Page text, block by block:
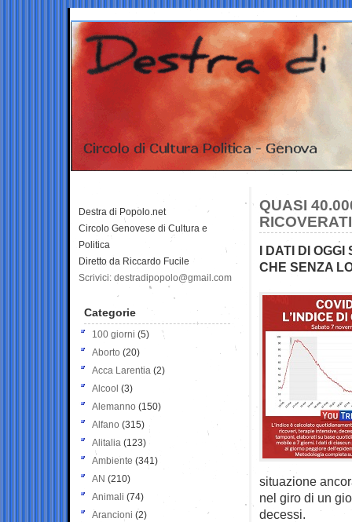
QUASI
I DATI DI
CHE SENZA
situazione
nel giro di un
decessi.
Destra di Popolo.net
Circolo Genovese di Cultura e
Politica
Diretto da Riccardo Fucile
Scrivici: destradipopolo@gmail.com
Categorie
100 giorni (5)
Aborto (20)
Acca Larentia (2)
Alcool (3)
Alemanno (150)
Alfano (315)
Alitalia (123)
Ambiente (341)
AN (210)
Animali (74)
Arancioni (2)